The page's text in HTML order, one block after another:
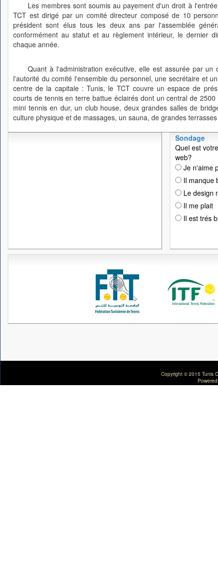
Les membres sont soumis au payement d'un droit à
TCT est dirigé par un comité directeur composé de 10
président sont élus tous les deux ans par l'assemblée
conformément au statut et au règlement intérieur, le dernier
chaque année.
Quant à l'administration exécutive, elle est assurée par
l'autorité du comité l'ensemble du personnel, une secrétaire et
centre de la capitale : Tunis, le TCT couvre un espace de
courts de tennis en terre battue éclairés dont un central de
mini tennis en dur, un club house, deux grandes salles de
culture physique et de massages, un sauna, de grandes
Sondage
Quel est
web?
Je n'aime
Il manque
Le design
Il me plait
Il est trés
Copyright © 2015 Tunis